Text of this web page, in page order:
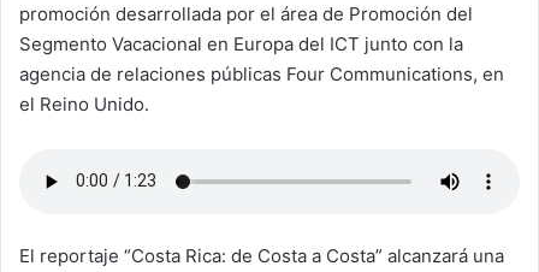
promoción desarrollada por el área de Promoción del
Segmento Vacacional en Europa del ICT junto con la
agencia de relaciones públicas Four Communications, en
el Reino Unido.
El reportaje “Costa Rica: de Costa a Costa” alcanzará una